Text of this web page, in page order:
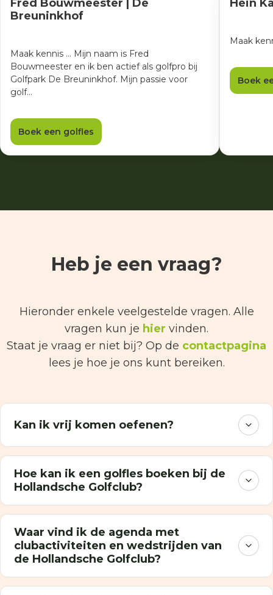
Fred Bouwmeester | De
Breuninkhof
Maak kennis ... Mijn naam is Fred
Bouwmeester en ik ben actief als golfpro bij
Golfpark De Breuninkhof. Mijn passie voor
golf…
Boek een golfles
Hein
Maak
Boek
Heb je een vraag?
Hieronder enkele veelgestelde vragen. Alle
vragen kun je hier vinden.
Staat je vraag er niet bij? Op de contactpagina
lees je hoe je ons kunt bereiken.
Kan ik vrij komen oefenen?
Hoe kan ik een golfles boeken bij de
Hollandsche Golfclub?
Waar vind ik de agenda met
clubactiviteiten en wedstrijden van
de Hollandsche Golfclub?